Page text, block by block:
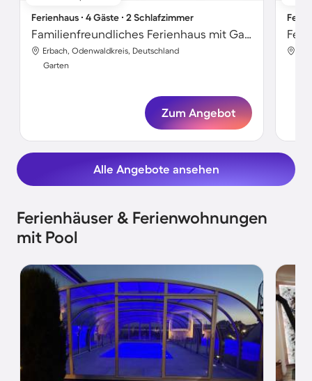
Ferienhaus ∙ 4 Gäste ∙ 2 Schlafzimmer
Familienfreundliches Ferienhaus mit Garten, Grill und Terrasse
Erbach, Odenwaldkreis, Deutschland
Garten
Zum Angebot
Alle Angebote ansehen
Ferienhäuser & Ferienwohnungen
mit Pool